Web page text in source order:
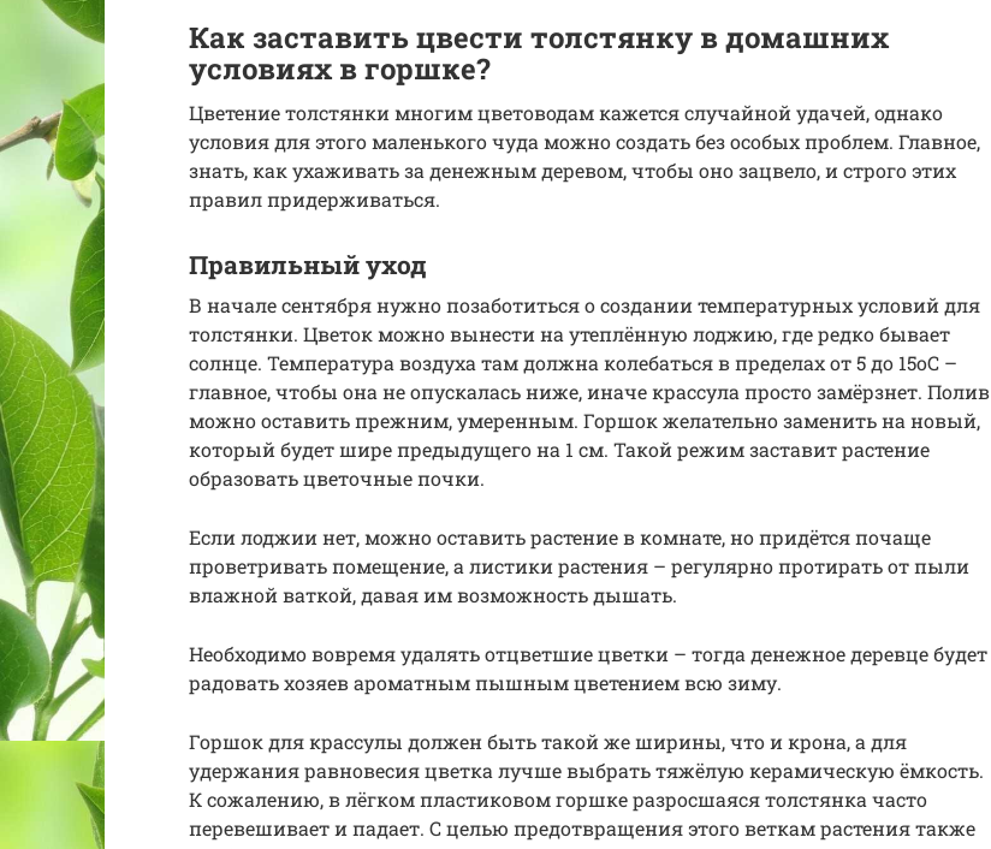
Как заставить цвести толстянку в домашних
условиях в горшке?
Цветение толстянки многим цветоводам кажется случайной удачей, однако
условия для этого маленького чуда можно создать без особых проблем. Главное,
знать, как ухаживать за денежным деревом, чтобы оно зацвело, и строго этих
правил придерживаться.
Правильный уход
В начале сентября нужно позаботиться о создании температурных условий для
толстянки. Цветок можно вынести на утеплённую лоджию, где редко бывает
солнце. Температура воздуха там должна колебаться в пределах от 5 до 15оС –
главное, чтобы она не опускалась ниже, иначе крассула просто замёрзнет. Полив
можно оставить прежним, умеренным. Горшок желательно заменить на новый,
который будет шире предыдущего на 1 см. Такой режим заставит растение
образовать цветочные почки.
Если лоджии нет, можно оставить растение в комнате, но придётся почаще
проветривать помещение, а листики растения – регулярно протирать от пыли
влажной ваткой, давая им возможность дышать.
Необходимо вовремя удалять отцветшие цветки – тогда денежное деревце будет
радовать хозяев ароматным пышным цветением всю зиму.
Горшок для крассулы должен быть такой же ширины, что и крона, а для
удержания равновесия цветка лучше выбрать тяжёлую керамическую ёмкость.
К сожалению, в лёгком пластиковом горшке разросшаяся толстянка часто
перевешивает и падает. С целью предотвращения этого веткам растения также